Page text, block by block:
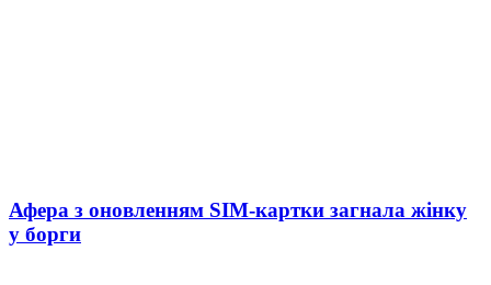
Афера з оновленням SIM-картки загнала жінку
у борги